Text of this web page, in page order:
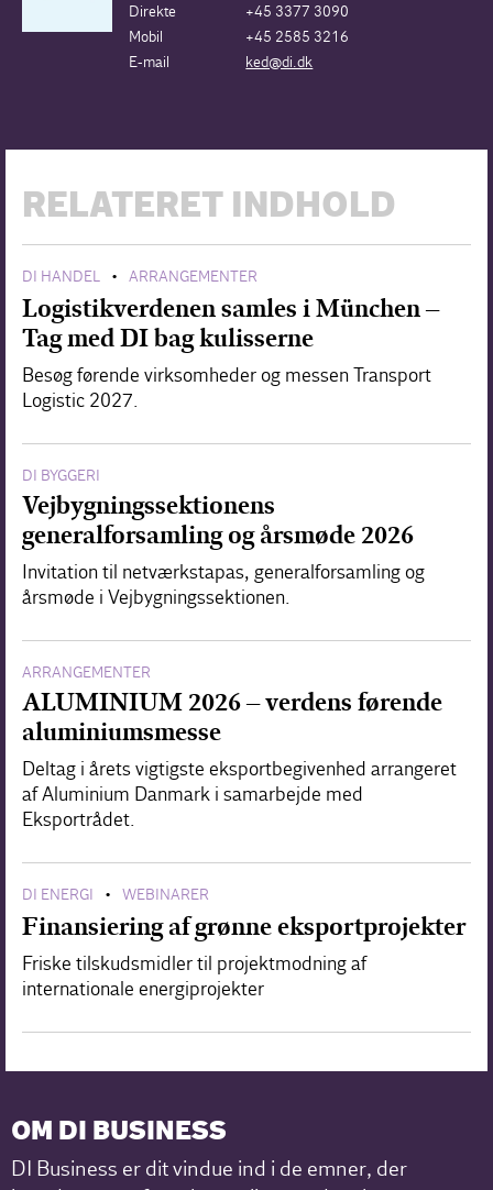
Direkte
+45 3377 3090
Mobil
+45 2585 3216
E-mail
ked@di.dk
RELATERET INDHOLD
DI HANDEL • ARRANGEMENTER
Logistikverdenen samles i München –
Tag med DI bag kulisserne
Besøg førende virksomheder og messen Transport
Logistic 2027.
DI BYGGERI
Vejbygningssektionens
generalforsamling og årsmøde 2026
Invitation til netværkstapas, generalforsamling og
årsmøde i Vejbygningssektionen.
ARRANGEMENTER
ALUMINIUM 2026 – verdens førende
aluminiumsmesse
Deltag i årets vigtigste eksportbegivenhed arrangeret
af Aluminium Danmark i samarbejde med
Eksportrådet.
DI ENERGI • WEBINARER
Finansiering af grønne eksportprojekter
Friske tilskudsmidler til projektmodning af
internationale energiprojekter
OM DI BUSINESS
DI Business er dit vindue ind i de emner, der